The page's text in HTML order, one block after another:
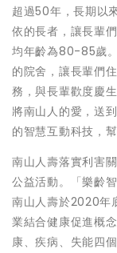
超過50年，長期以
依的長者，讓長輩
均年齡為80-85歲
的院舍，讓長輩們
務，與長輩歡度慶
將南山人的愛，送
的智慧互動科技，
南山人壽落實利害
公益活動。「樂齡
南山人壽於2020年
業結合健康促進概
康、疾病、失能四